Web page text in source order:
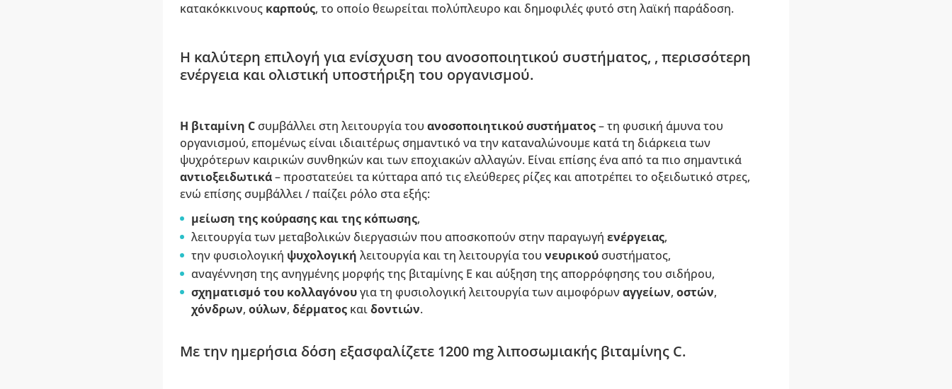
κατακόκκινους καρπούς, το οποίο θεωρείται πολύπλευρο και δημοφιλές φυτό στη λαϊκή παράδοση.
Η καλύτερη επιλογή για ενίσχυση του ανοσοποιητικού συστήματος, , περισσότερη
ενέργεια και ολιστική υποστήριξη του οργανισμού.
Η βιταμίνη Cσυμβάλλει στη λειτουργία του ανοσοποιητικού συστήματος– τη φυσική άμυνα του
οργανισμού, επομένως είναι ιδιαιτέρως σημαντικό να την καταναλώνουμε κατά τη διάρκεια των
ψυχρότερων καιρικών συνθηκών και των εποχιακών αλλαγών. Είναι επίσης ένα από τα πιο σημαντικά
αντιοξειδωτικά– προστατεύει τα κύτταρα από τις ελεύθερες ρίζες και αποτρέπει το οξειδωτικό στρες,
ενώ επίσης συμβάλλει / παίζει ρόλο στα εξής:
μείωση της κούρασης και της κόπωσης,
λειτουργία των μεταβολικών διεργασιών που αποσκοπούν στην παραγωγή ενέργειας,
την φυσιολογική ψυχολογική λειτουργία και τη λειτουργία του νευρικούσυστήματος,
αναγέννηση της ανηγμένης μορφής της βιταμίνης Ε και αύξηση της απορρόφησης του σιδήρου,
σχηματισμό του κολλαγόνουγια τη φυσιολογική λειτουργία των αιμοφόρωναγγείων, οστών,
χόνδρων, ούλων, δέρματοςκαιδοντιών.
Με την ημερήσια δόση εξασφαλίζετε 1200 mg λιποσωμιακής βιταμίνης C.